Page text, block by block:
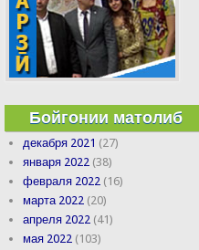
Бойгонии матолиб
декабря 2021 (27)
января 2022 (38)
февраля 2022 (16)
марта 2022 (20)
апреля 2022 (41)
мая 2022 (103)